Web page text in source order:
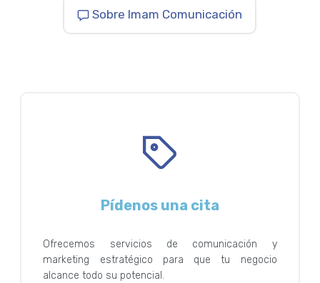
Sobre Imam Comunicación
Pídenos una cita
Ofrecemos servicios de comunicación y
marketing estratégico para que tu negocio
alcance todo su potencial.